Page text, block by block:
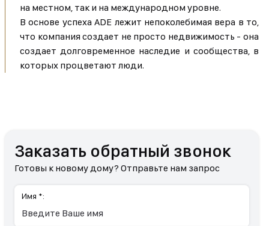
на местном, так и на международном уровне.
В основе успеха ADE лежит непоколебимая вера в то,
что компания создает не просто недвижимость - она
создает долговременное наследие и сообщества, в
которых процветают люди.
Заказать обратный звонок
Готовы к новому дому? Отправьте нам запрос
Имя *: